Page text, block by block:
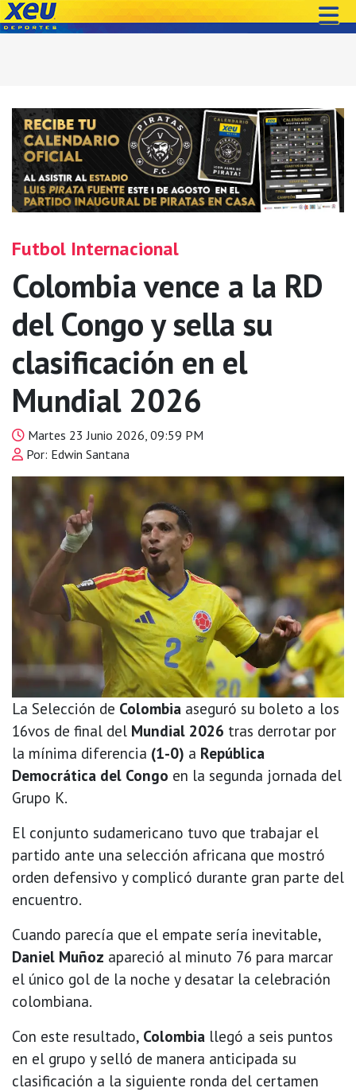
Futbol Internacional
Colombia vence a la RD
del Congo y sella su
clasificación en el
Mundial 2026
Martes 23 Junio 2026, 09:59 PM
Por: Edwin Santana
La Selección de Colombia aseguró su boleto a los
16vos de final del Mundial 2026 tras derrotar por
la mínima diferencia (1-0) a República
Democrática del Congo en la segunda jornada del
Grupo K.
El conjunto sudamericano tuvo que trabajar el
partido ante una selección africana que mostró
orden defensivo y complicó durante gran parte del
encuentro.
Cuando parecía que el empate sería inevitable,
Daniel Muñoz apareció al minuto 76 para marcar
el único gol de la noche y desatar la celebración
colombiana.
Con este resultado, Colombia llegó a seis puntos
en el grupo y selló de manera anticipada su
clasificación a la siguiente ronda del certamen